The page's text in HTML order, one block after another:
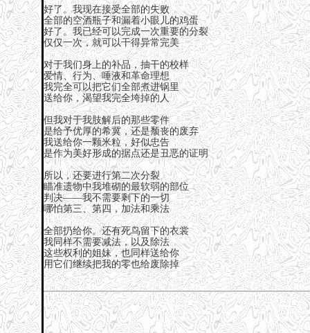
好了。我现在接受全部的失败
全部的空酒瓶子和漏着小眼儿的鸡蛋
好了。我已经可以完成一次重要的分裂
仅仅一次，就可以干得异常完美
对于我们身上的补品，抽干的校样
爱情、行为、唾液和革命理想
我完全可以把它们全部煮进锅里
送给你，渴望我完全垮掉的人
但我对于我肢解后的那些零件
是给予优厚的希冀，还是颓丧的废弃
我送给你一颗米粒，好似忠告
是作为美好形成的据点还是丑恶的证明
所以，还要进行第二次分裂
瞄准遗物中我堆砌的最软弱的部位
判决——我不需要剩下的一切
哪怕第三、第四，加法和乘法
全部扔给你。还有死鸟留下的衣裳
我同样不需要减法，以及除法
这些权利的姐妹，也同样送给你
用它们继续把我的零也给废除掉